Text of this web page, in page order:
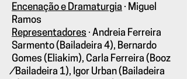
Encenação e Dramaturgia · Miguel
Ramos
Representadores · Andreia Ferreira
Sarmento (Bailadeira 4), Bernardo
Gomes (Eliakim), Carla Ferreira (Booz
⁄ Bailadeira 1), Igor Urban (Bailadeira